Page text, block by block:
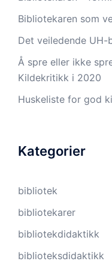
Bibliotekaren som
Det veiledende
Å spre eller ikke
Kildekritikk i 2020
Huskeliste for god
Kategorier
bibliotek
bibliotekarer
bibliotekdidaktikk
biblioteksdidaktikk